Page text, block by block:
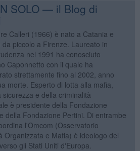
SOLO — il Blog di
Calleri (1966) è nato a Catania e
da piccolo a Firenze. Laureato in
nel 1991 ha conosciuto
Caponnetto con il quale ha
strettamente fino al 2002, anno
morte. Esperto di lotta alla mafia,
e della criminalità
è presidente della Fondazione
della Fondazione Pertini. Di entrambe
l'Omcom (Osservatorio
Organizzata e Mafia) è ideologo del
gli Stati Uniti d'Europa.